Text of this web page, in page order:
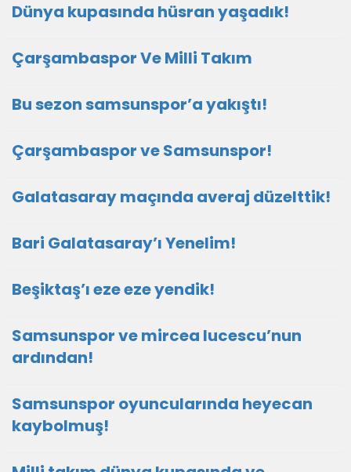
Dünya kupasında hüsran yaşadık!
Çarşambaspor Ve Milli Takım
Bu sezon samsunspor’a yakıştı!
Çarşambaspor ve Samsunspor!
Galatasaray maçında averaj düzelttik!
Bari Galatasaray’ı Yenelim!
Beşiktaş’ı eze eze yendik!
Samsunspor ve mircea lucescu’nun
ardından!
Samsunspor oyuncularında heyecan
kaybolmuş!